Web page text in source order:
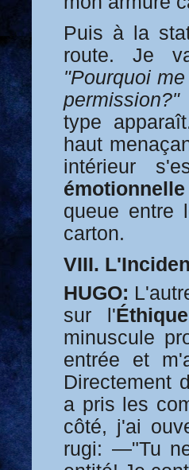
Puis à la
route. Je
"Pourquoi
permission?"
type
haut
intérieur
émotionnelle
queue entre
carton.
VIII.
HUGO:
sur l'
minuscule
entrée et
Directement
a pris les
côté, j'ai
rugi: —"Tu